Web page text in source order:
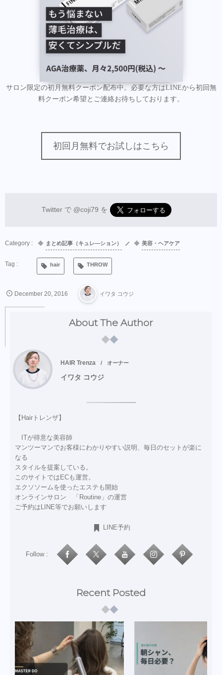
サロン限定の初月無料クーポン配布中。必要な方はLINEから初回無
料クーポン希望とご連絡お待ちしております。
初回月無料でお試しはこちら
Twitter で @coji79 を
まとめ記事（キュレ―ション） 美容・ヘアケア
hair THROW
December 20 2016 イワタ コウジ
About The Author
HAIR Trenza オーナー
イワタ コウジ
【Hairトレンザ】
ITが得意な美容師
マンツーマンでお客様にわかりやすい説明、毎日のセットが楽に
なる
スタイルを提案している。
このサイトではECも運営。
エクソソームを使ったエステも開始
オンラインサロン 「Routine」の運営
ご予約はLINE等でお願いします
LINE予約
Follow :
Recent Posted